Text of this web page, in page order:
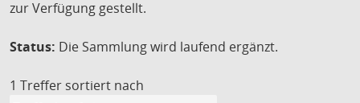
zur Verfügung gestellt.
Status: Die Sammlung wird laufend ergänzt.
1 Treffer sortiert nach